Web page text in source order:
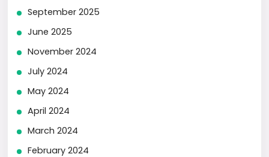
September 2025
June 2025
November 2024
July 2024
May 2024
April 2024
March 2024
February 2024